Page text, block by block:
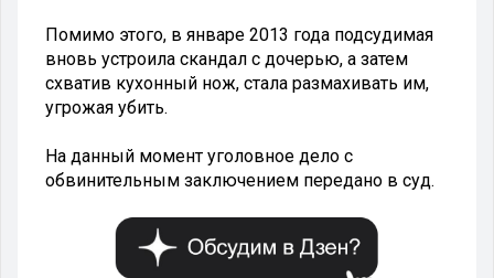
Помимо этого, в январе 2013 года подсудимая
вновь устроила скандал с дочерью, а затем
схватив кухонный нож, стала размахивать им,
угрожая убить.
На данный момент уголовное дело с
обвинительным заключением передано в суд.